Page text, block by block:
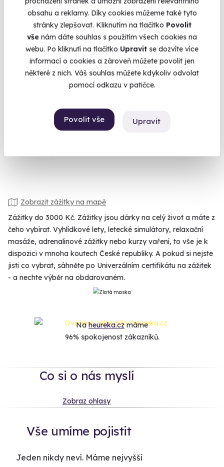
obsahu a reklamy. Díky cookies můžeme také tyto
stránky zlepšovat. Kliknutím na tlačítko Povolit
vše nám dáte souhlas s použitím všech cookies na
webu. Po kliknutí na tlačítko Upravit se dozvíte více
informací o cookies a zároveň můžete povolit jen
některé z nich. Váš souhlas můžete kdykoliv odvolat
pomocí odkazu v patičce.
Povolit vše Upravit
9.6
Jízda ve Fordu Mustang GT 5.0 Shelby
Svítivě zelený americký muscle car jen pro vás
Ostrava (+ 6 dalších lokalit)
Zobrazit zážitky na mapě
Zážitky do 3000 Kč. Zážitky jsou dárky na celý život a máte z
čeho vybírat. Vyhlídkové lety, letecké simulátory, relaxační
masáže, adrenalinové zážitky nebo kurzy vaření, to vše je k
dispozici v mnoha koutech České republiky. A pokud si nejste
jisti co vybrat, sáhněte po Univerzálním certifikátu na zážitek
- a nechte výběr na obdarovaném.
Naheureka.czmáme
96% spokojenost zákazníků.
Co si o nás myslí
Zobraz ohlasy
Vše umíme pojistit
Jeden nikdy neví. Máme nejvyšší